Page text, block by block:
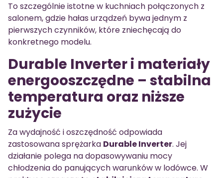
To szczególnie istotne w kuchniach połączonych z
salonem, gdzie hałas urządzeń bywa jednym z
pierwszych czynników, które zniechęcają do
konkretnego modelu.
Durable Inverter i materiały
energooszczędne – stabilna
temperatura oraz niższe
zużycie
Za wydajność i oszczędność odpowiada
zastosowana sprężarka Durable Inverter. Jej
działanie polega na dopasowywaniu mocy
chłodzenia do panujących warunków w lodówce. W